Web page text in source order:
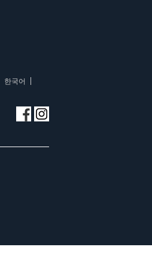
한국어